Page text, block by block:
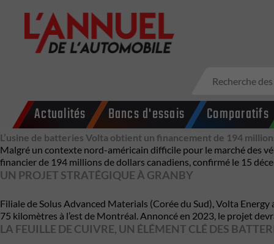
Actualités Bancs d'essais Comparatifs
L’usine de batteries Volta obtient un financement de 194
Malgré un contexte nord-américain difficile pour le marché des
financier de 194 millions de dollars canadiens, confirmé le 15
UN PROJET STRATÉGIQUE À GRANBY
Filiale de Solus Advanced Materials (Corée du Sud), Volta
75 kilomètres à l’est de Montréal. Annoncé en 2023, le projet
LA FEUILLE DE CUIVRE, UN ÉLÉMENT CLÉ DES